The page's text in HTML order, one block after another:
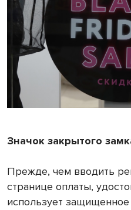
Значок закрытого
Прежде, чем вводить
странице оплаты,
использует